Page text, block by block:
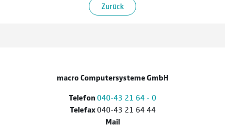
Zurück
macro Computersysteme GmbH
Telefon 040-43 21 64 - 0
Telefax040-43 21 64 44
Mail